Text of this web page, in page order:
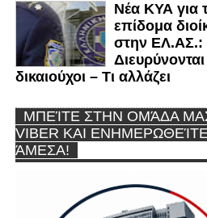
Νέα ΚΥΑ για
επίδομα
στην ΕΛ.ΑΣ.:
Διευρύνονται
δικαιούχοι – Τι αλλάζει
ΜΠΕΊΤΕ ΣΤΗΝ ΟΜΆΔΑ
VIBER ΚΑΙ
ΆΜΕΣΑ!